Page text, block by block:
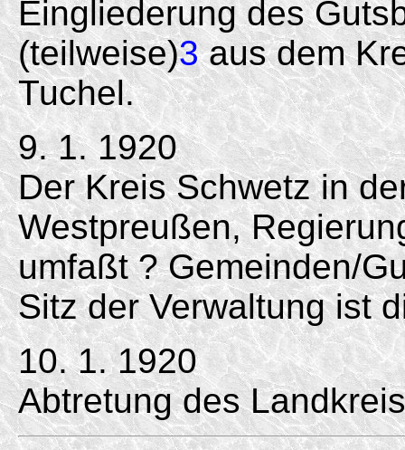
Eingliederung des
(teilweise)3aus dem
Tuchel.
9. 1. 1920
Der Kreis Schwetz in
Westpreußen,
umfaßt ? Gemeinden/
Sitz der Verwaltung ist
10. 1. 1920
Abtretung des